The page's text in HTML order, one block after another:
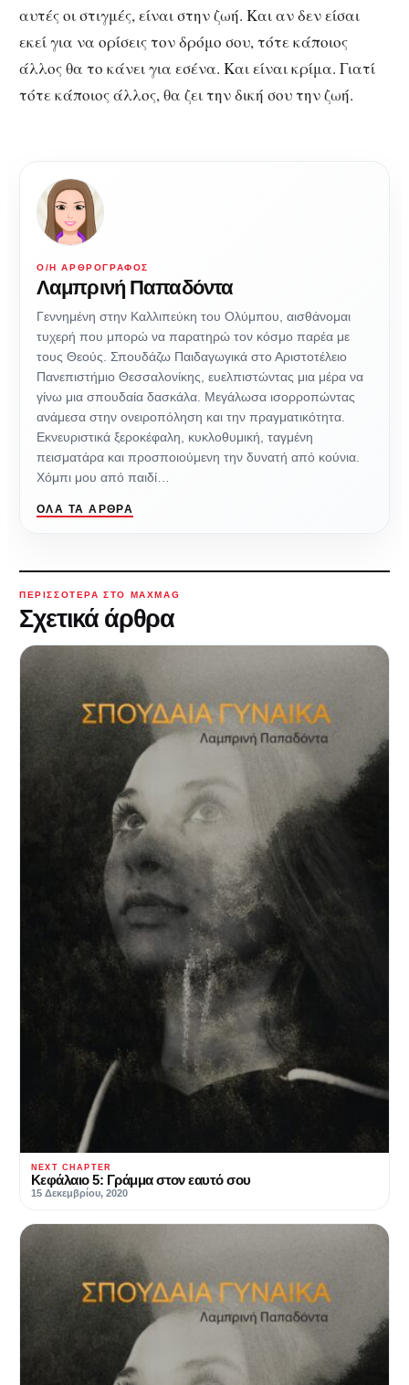
αυτές οι στιγμές, είναι στην ζωή. Και αν δεν είσαι
εκεί για να ορίσεις τον δρόμο σου, τότε κάποιος
άλλος θα το κάνει για εσένα. Και είναι κρίμα. Γιατί
τότε κάποιος άλλος, θα ζει την δική σου την ζωή.
Ο/Η ΑΡΘΡΟΓΡΆΦΟΣ
Λαμπρινή Παπαδόντα
Γεννημένη στην Καλλιπεύκη του Ολύμπου, αισθάνομαι
τυχερή που μπορώ να παρατηρώ τον κόσμο παρέα με
τους Θεούς. Σπουδάζω Παιδαγωγικά στο Αριστοτέλειο
Πανεπιστήμιο Θεσσαλονίκης, ευελπιστώντας μια μέρα να
γίνω μια σπουδαία δασκάλα. Μεγάλωσα ισορροπώντας
ανάμεσα στην ονειροπόληση και την πραγματικότητα.
Εκνευριστικά ξεροκέφαλη, κυκλοθυμική, ταγμένη
πεισματάρα και προσποιούμενη την δυνατή από κούνια.
Χόμπι μου από παιδί…
ΌΛΑ ΤΑ ΆΡΘΡΑ
ΠΕΡΙΣΣΌΤΕΡΑ ΣΤΟ MAXMAG
Σχετικά άρθρα
NEXT CHAPTER
Κεφάλαιο 5: Γράμμα στον εαυτό σου
15 Δεκεμβρίου, 2020